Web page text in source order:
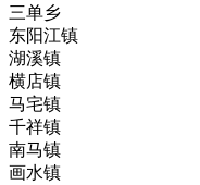
三单乡
东阳江镇
湖溪镇
横店镇
马宅镇
千祥镇
南马镇
画水镇